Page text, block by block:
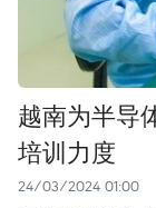
越南为半导
培训力度
24/03/2024 01:00